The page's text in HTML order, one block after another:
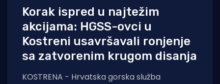
Korak ispred u najtežim
akcijama: HGSS-ovci u
Kostreni usavršavali ronjenje
sa zatvorenim krugom disanja
KOSTRENA - Hrvatska gorska služba